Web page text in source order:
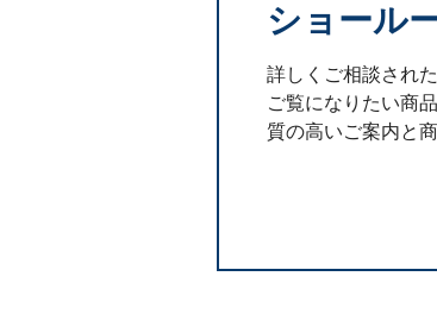
ショール
詳しくご相談され
ご覧になりたい商
質の高いご案内と